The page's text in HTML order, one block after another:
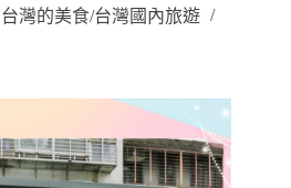
台灣的美食/台灣國內旅遊